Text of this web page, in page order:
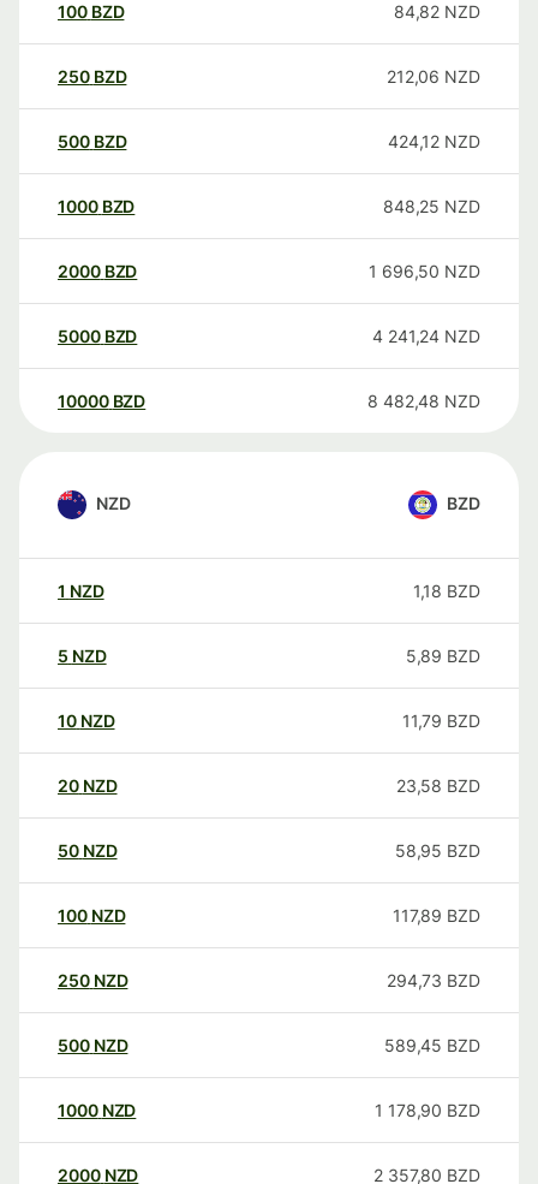
100 BZD 84,82 NZD
250 BZD 212,06 NZD
500 BZD 424,12 NZD
1000 BZD 848,25 NZD
2000 BZD 1 696,50 NZD
5000 BZD 4 241,24 NZD
10000 BZD 8 482,48 NZD
NZD BZD
1 NZD 1,18 BZD
5 NZD 5,89 BZD
10 NZD 11,79 BZD
20 NZD 23,58 BZD
50 NZD 58,95 BZD
100 NZD 117,89 BZD
250 NZD 294,73 BZD
500 NZD 589,45 BZD
1000 NZD 1 178,90 BZD
2000 NZD 2 357,80 BZD